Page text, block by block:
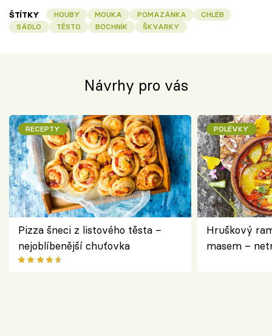
ŠTÍTKY HOUBY MOUKA POMAZÁNKA
CHLÉB
SÁDLO
TĚSTO BOCHNÍK ŠKVARKY
Návrhy pro vás
RECEPTY
Pizza šneci z listového těsta –
nejoblíbenější chuťovka
POLÉVKY
Hruškový
masem –